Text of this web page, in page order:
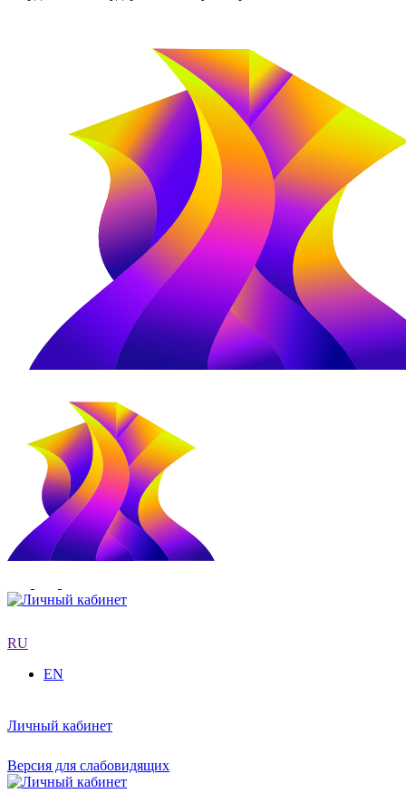
RU
EN
Личный кабинет
Версия для слабовидящих